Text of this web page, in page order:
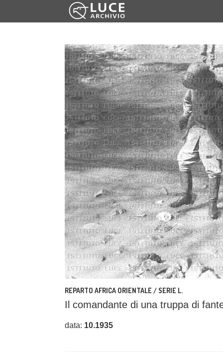
REPARTO AFRICA ORIENTALE / SERIE L.
Il comandante di una truppa di
data: 10.1935